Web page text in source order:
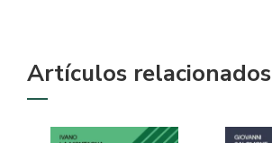
Artículos relacionados